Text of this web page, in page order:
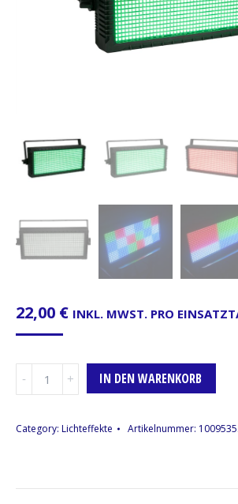
22,00 € INKL. MWST. PRO
LED
IN DEN WARENKORB
Category: Lichteffekte Artikelnummer: